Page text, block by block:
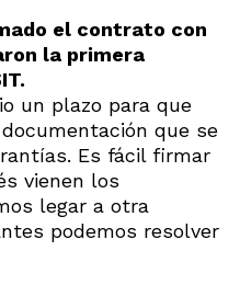
el contrato con
la primera
un plazo para que
que se
Es fácil firmar
vienen los
legar a otra
podemos resolver